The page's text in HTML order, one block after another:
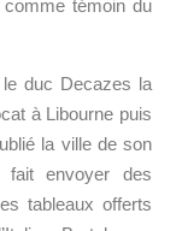
témoin du
le duc Decazes
la
à Libourne puis
la ville de son
fait envoyer des
tableaux offerts